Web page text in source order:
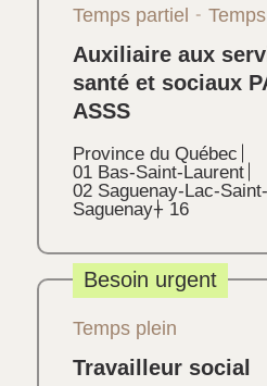
Temps partiel
Auxiliaire aux
santé et sociaux
ASSS
Province du Québec
01 Bas-Saint-Laurent
02 Saguenay-Lac-
Saguenay+ 16
Besoin urgent
Temps plein
Travailleur social